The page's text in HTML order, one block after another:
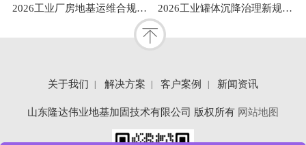
2026工业厂房地基运维合规指南：专业地坪修复服务商的稳定性测评与选型参考 2026工业罐体沉降治理新规范：标准化扶正流程与专业服务体系深度解析
关于我们 解决方案 客户案例 新闻资讯
山东隆达伟业地基加固技术有限公司 版权所有 网站地图